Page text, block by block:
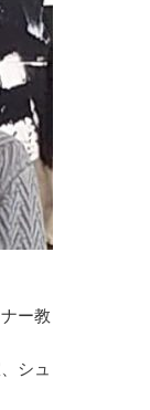
ー教
シュ